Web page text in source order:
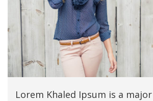
Lorem Khaled Ipsum is a